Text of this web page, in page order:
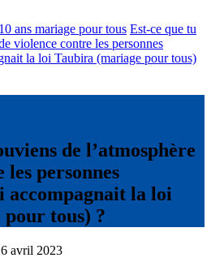
10 ans mariage pour tous Est-ce que tu
violence contre les personnes
la loi Taubira (mariage pour tous)
de l’atmosphère
les personnes
accompagnait la loi
tous) ?
avril 2023